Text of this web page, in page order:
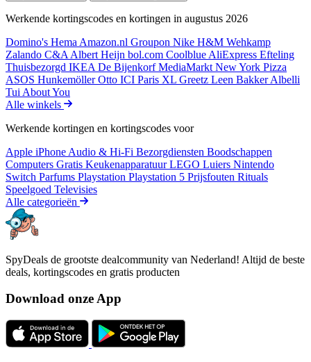
Werkende kortingscodes en kortingen in augustus 2026
Domino's Hema Amazon.nl Groupon Nike H&M Wehkamp
Zalando C&A Albert Heijn bol.com Coolblue AliExpress Efteling
Thuisbezorgd IKEA De BijenkorfMediaMarkt New York Pizza
ASOS HunkemöllerOtto ICI Paris XL Greetz Leen BakkerAlbelli
Tui About You
Alle winkels
Werkende kortingen en kortingscodes voor
Apple iPhone Audio & Hi-Fi Bezorgdiensten Boodschappen
Computers Gratis KeukenapparatuurLEGO Luiers Nintendo
Switch Parfums Playstation Playstation 5 Prijsfouten Rituals
Speelgoed Televisies
Alle categorieën
SpyDeals de grootste dealcommunity van Nederland! Altijd de beste
deals, kortingscodes en gratis producten
Download onze App